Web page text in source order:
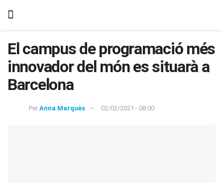
El campus de programació més
innovador del món es situarà a
Barcelona
Per Anna Marquès 02/02/2021 - 08:00